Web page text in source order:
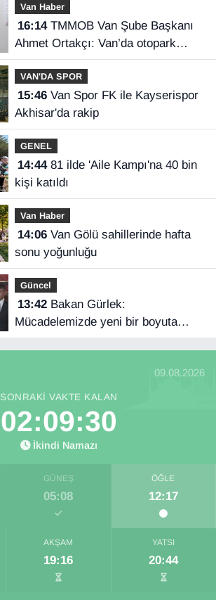
Van Haber
16:14TMMOB Van Şube Başkanı
Ahmet Ortakçı: Van’da otopark
yetersizliği ciddi sorun!
VAN'DA SPOR
15:46Van Spor FK ile Kayserispor
Akhisar'da rakip
GENEL
14:4481 ilde 'Aile Kampı'na 40 bin
kişi katıldı
Van Haber
14:06Van Gölü sahillerinde hafta
sonu yoğunluğu
Güncel
13:42Bakan Gürlek:
Mücadelemizde yeni bir boyuta
geçeceğiz
09.08.2026
SONRAKI VAKTE KALAN
02:09:29
İkindi Namazı
GÜNEŞ
05:08
ÖĞLE
12:17
AKŞAM
19:16
YATSI
20:44